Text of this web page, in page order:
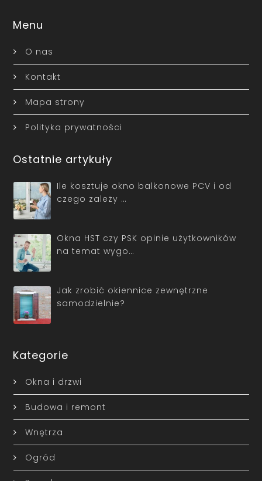
Menu
O nas
Kontakt
Mapa strony
Polityka prywatności
Ostatnie artykuły
Ile kosztuje okno balkonowe PCV i od
czego zależy …
Okna HST czy PSK opinie użytkowników
na temat wygo…
Jak zrobić okiennice zewnętrzne
samodzielnie?
Kategorie
Okna i drzwi
Budowa i remont
Wnętrza
Ogród